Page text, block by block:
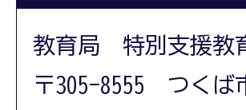
教育局 特別支援教
〒305-8555 つくば